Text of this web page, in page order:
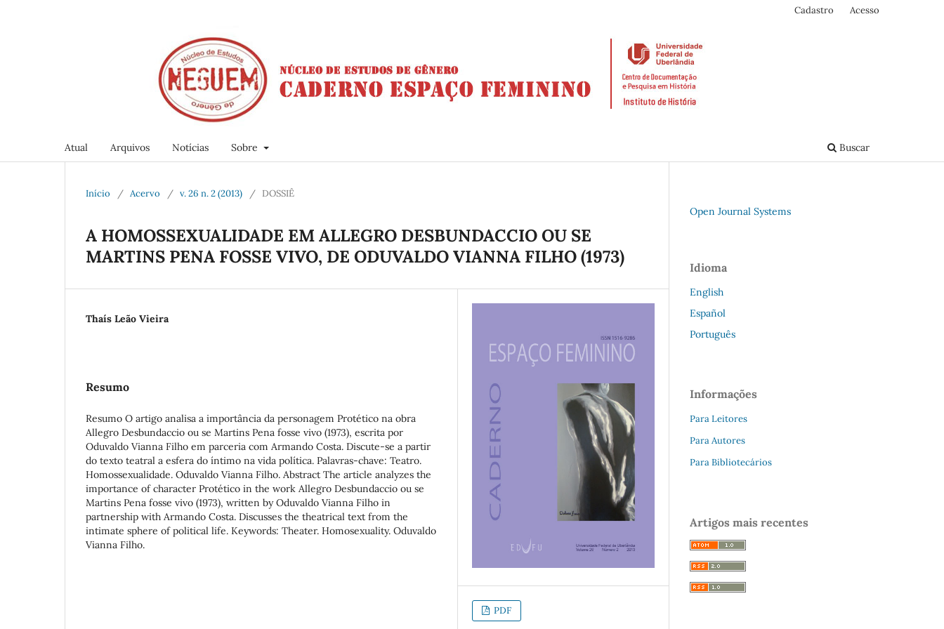
Atual Arquivos Notícias Sobre Buscar
Cadastro Acesso
Início / Acervo / v. 26 n. 2 (2013) / DOSSIÊ
A HOMOSSEXUALIDADE EM ALLEGRO DESBUNDACCIO OU SE
MARTINS PENA FOSSE VIVO, DE ODUVALDO VIANNA FILHO (1973)
Thaís Leão Vieira
Resumo
Resumo O artigo analisa a importância da personagem Protético na obra
Allegro Desbundaccio ou se Martins Pena fosse vivo (1973), escrita por
Oduvaldo Vianna Filho em parceria com Armando Costa. Discute-se a partir
do texto teatral a esfera do íntimo na vida política. Palavras-chave: Teatro.
Homossexualidade. Oduvaldo Vianna Filho. Abstract The article analyzes the
importance of character Protético in the work Allegro Desbundaccio ou se
Martins Pena fosse vivo (1973), written by Oduvaldo Vianna Filho in
partnership with Armando Costa. Discusses the theatrical text from the
intimate sphere of political life. Keywords: Theater. Homosexuality. Oduvaldo
Vianna Filho.
PDF
Open Journal Systems
Idioma
English
Español
Português
Informações
Para Leitores
Para Autores
Para Bibliotecários
Artigos mais recentes